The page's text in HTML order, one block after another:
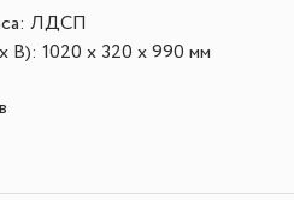
ЛДСП
В): 1020 x 320 x 990 мм